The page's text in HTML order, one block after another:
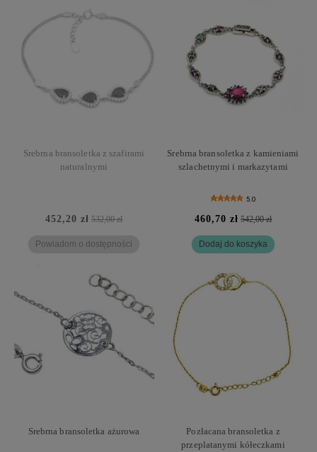
Srebrna bransoletka z szafirami
naturalnymi
452,20 zł 532,00 zł
Powiadom o dostępności
Srebrna bransoletka z kamieniami
szlachetnymi i markazytami
5.0
460,70 zł 542,00 zł
Dodaj do koszyka
Srebrna bransoletka ażurowa
Pozłacana bransoletka z
przeplatanymi kółeczkami